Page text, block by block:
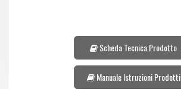
Scheda Tecnica Prodotto
Manuale Istruzioni Prodotti